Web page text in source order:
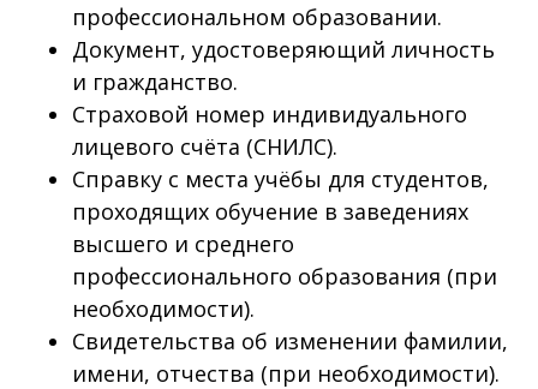
профессиональном образовании.
Документ, удостоверяющий личность
и гражданство.
Страховой номер индивидуального
лицевого счёта (СНИЛС).
Справку с места учёбы для студентов,
проходящих обучение в заведениях
высшего и среднего
профессионального образования (при
необходимости).
Свидетельства об изменении фамилии,
имени, отчества (при необходимости).